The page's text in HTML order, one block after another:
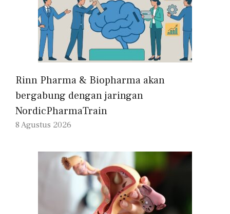
Rinn Pharma & Biopharma akan
bergabung dengan jaringan
NordicPharmaTrain
8 Agustus 2026